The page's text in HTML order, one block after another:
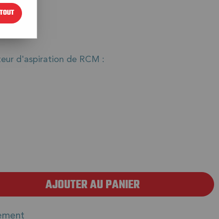
TTC
d'aspiration de RCM :
AJOUTER AU PANIER